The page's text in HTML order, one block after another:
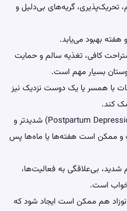
گریه‌های بی‌دلیل و
بهبود می‌یابد.
کافی، تغذیه سالم و حمایت
بسیار مهم است.
با همسر یا یک دوست نزدیک نیز
کند.
افسردگی پس از زایمان (Postpartum Depression) شدیدتر و
و ممکن است هفته‌ها یا ماه‌ها پس
بی‌علاقگی به فعالیت‌ها،
خواب است.
نوزاد هم ممکن است ایجاد شود که